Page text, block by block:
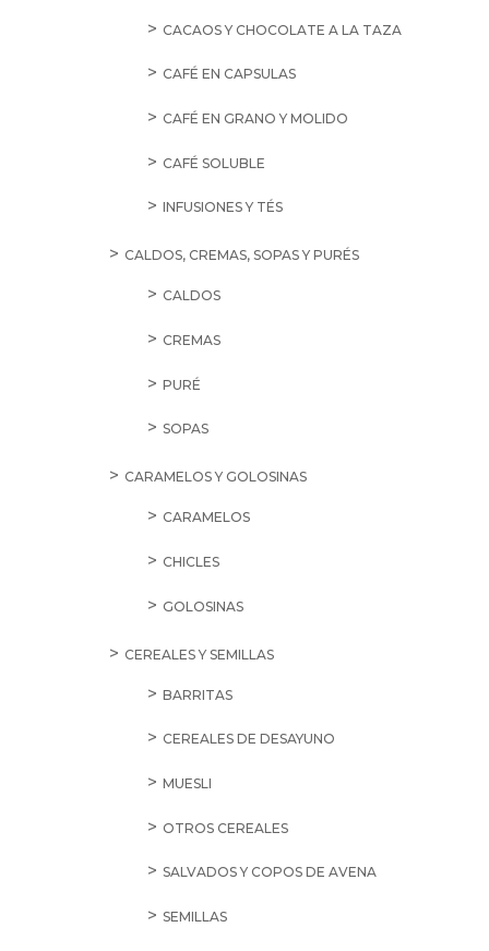
CACAOS Y CHOCOLATE A LA TAZA
CAFÉ EN CAPSULAS
CAFÉ EN GRANO Y MOLIDO
CAFÉ SOLUBLE
INFUSIONES Y TÉS
CALDOS, CREMAS, SOPAS Y PURÉS
CALDOS
CREMAS
PURÉ
SOPAS
CARAMELOS Y GOLOSINAS
CARAMELOS
CHICLES
GOLOSINAS
CEREALES Y SEMILLAS
BARRITAS
CEREALES DE DESAYUNO
MUESLI
OTROS CEREALES
SALVADOS Y COPOS DE AVENA
SEMILLAS